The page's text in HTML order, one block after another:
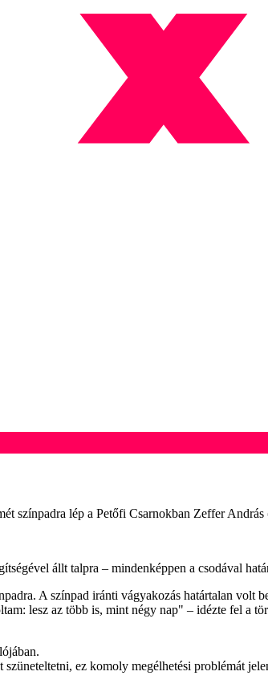
színpadra lép a Petőfi Csarnokban Zeffer
állt talpra – mindenképpen a csodával
A színpad iránti vágyakozás határtalan volt
lesz az több is, mint négy nap" – idézte fel a
ez komoly megélhetési problémát